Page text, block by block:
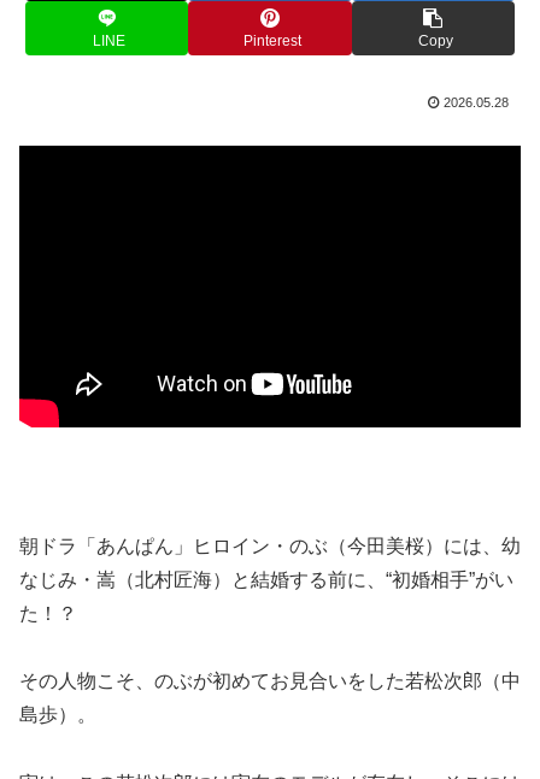
LINE Pinterest Copy
2026.05.28
朝ドラ「あんぱん」ヒロイン・のぶ（今田美桜）には、幼
なじみ・嵩（北村匠海）と結婚する前に、“初婚相手”がい
た！？
その人物こそ、のぶが初めてお見合いをした若松次郎（中
島歩）。